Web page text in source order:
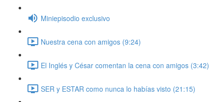
Miniepisodio exclusivo
Nuestra cena con amigos (9:24)
El Inglés y César comentan la cena con amigos (3:42)
SER y ESTAR como nunca lo habías visto (21:15)